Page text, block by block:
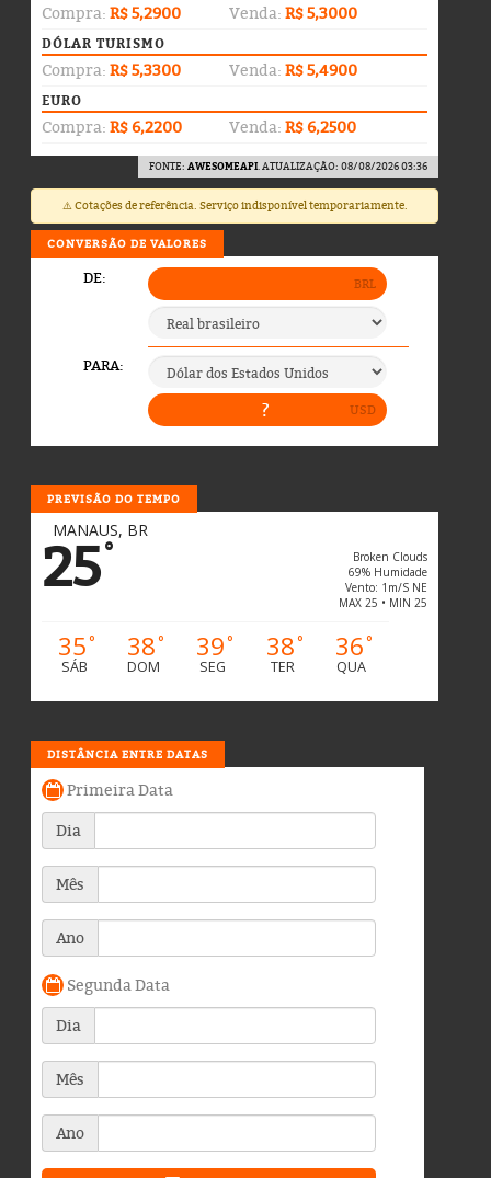
Compra: R$ 5,2900 Venda: R$ 5,3000
DÓLAR TURISMO
Compra: R$ 5,3300 Venda: R$ 5,4900
EURO
Compra: R$ 6,2200 Venda: R$ 6,2500
FONTE: AWESOMEAPI . ATUALIZAÇÃO: 08/08/2026 03:36
⚠️ Cotações de referência. Serviço indisponível temporariamente.
CONVERSÃO DE VALORES
PREVISÃO DO TEMPO
MANAUS, BR
25°
Broken Clouds
69% Humidade
Vento: 1m/s NE
MAX 25 • MIN 25
35°
SÁB
38°
DOM
39°
SEG
38°
TER
36°
QUA
DISTÂNCIA ENTRE DATAS